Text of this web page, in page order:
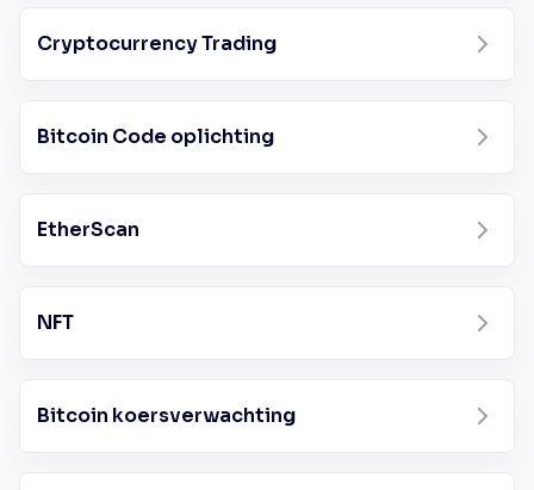
Cryptocurrency Trading
Bitcoin Code oplichting
EtherScan
NFT
Bitcoin koersverwachting